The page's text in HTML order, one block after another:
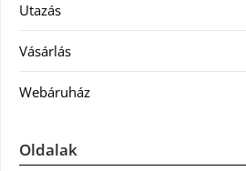
Utazás
Vásárlás
Webáruház
Oldalak